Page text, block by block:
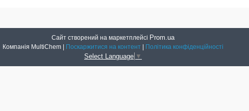
Сайт створений на маркетплейсі Prom.ua
Поскаржитися на контент Політика конфіденційності
Select Language ▼